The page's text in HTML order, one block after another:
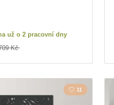
už o 2 pracovní dny
Kč
11